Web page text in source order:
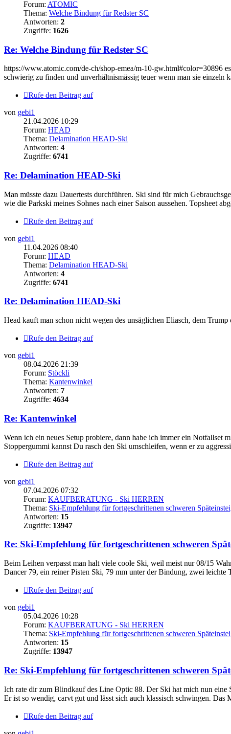
Forum: ATOMIC
Thema: Welche Bindung für Redster SC
Antworten: 2
Zugriffe: 1626
Re: Welche Bindung für Redster SC
https://www.atomic.com/de-ch/shop-emea/m-10-gw.html#color=30896
schwierig zu finden und unverhältnismässig teuer wenn man sie einzeln
Rufe den Beitrag auf
von gebi1
21.04.2026 10:29
Forum: HEAD
Thema: Delamination HEAD-Ski
Antworten: 4
Zugriffe: 6741
Re: Delamination HEAD-Ski
Man müsste dazu Dauertests durchführen. Ski sind für mich
wie die Parkski meines Sohnes nach einer Saison aussehen. Topsheet
Rufe den Beitrag auf
von gebi1
11.04.2026 08:40
Forum: HEAD
Thema: Delamination HEAD-Ski
Antworten: 4
Zugriffe: 6741
Re: Delamination HEAD-Ski
Head kauft man schon nicht wegen des unsäglichen Eliasch, dem Trump
Rufe den Beitrag auf
von gebi1
08.04.2026 21:39
Forum: Stöckli
Thema: Kantenwinkel
Antworten: 7
Zugriffe: 4634
Re: Kantenwinkel
Wenn ich ein neues Setup probiere, dann habe ich immer ein Notfallset
Stoppergummi kannst Du rasch den Ski umschleifen, wenn er zu
Rufe den Beitrag auf
von gebi1
07.04.2026 07:32
Forum: KAUFBERATUNG - Ski HERREN
Thema: Ski-Empfehlung für fortgeschrittenen schweren
Antworten: 15
Zugriffe: 13947
Re: Ski-Empfehlung für fortgeschrittenen schweren
Beim Leihen verpasst man halt viele coole Ski, weil meist nur 08/15
Dancer 79, ein reiner Pisten Ski, 79 mm unter der Bindung, zwei leichte
Rufe den Beitrag auf
von gebi1
05.04.2026 10:28
Forum: KAUFBERATUNG - Ski HERREN
Thema: Ski-Empfehlung für fortgeschrittenen schweren
Antworten: 15
Zugriffe: 13947
Re: Ski-Empfehlung für fortgeschrittenen schweren
Ich rate dir zum Blindkauf des Line Optic 88. Der Ski hat mich nun eine
Er ist so wendig, carvt gut und lässt sich auch klassisch schwingen. Das
Rufe den Beitrag auf